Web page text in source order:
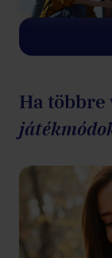
Ha többre